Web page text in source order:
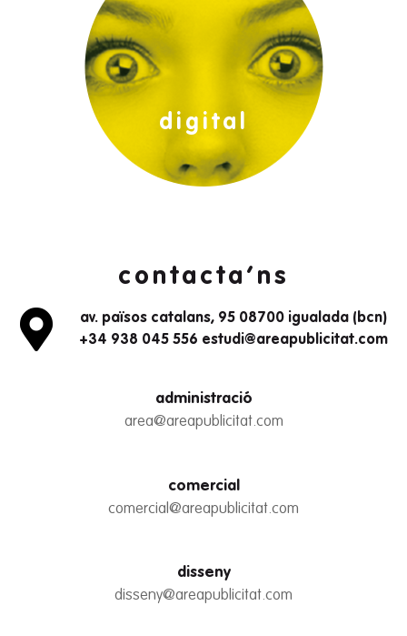
digital
contacta’ns
av. països catalans, 95 08700 igualada (bcn)
+34 938 045 556 estudi@areapublicitat.com
administració
area@areapublicitat.com
comercial
comercial@areapublicitat.com
disseny
disseny@areapublicitat.com